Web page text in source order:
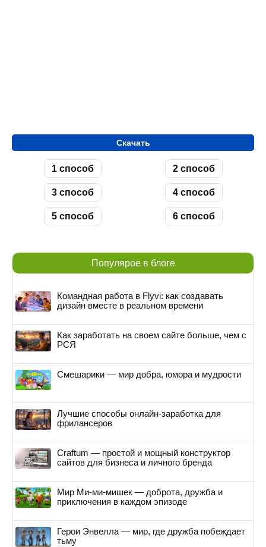
Скачать
1 способ 2 способ
3 способ 4 способ
5 способ 6 способ
Популярое в блоге
Командная работа в Flyvi: как создавать
дизайн вместе в реальном времени
Как заработать на своем сайте больше, чем с
РСЯ
Смешарики — мир добра, юмора и мудрости
Лучшие способы онлайн-заработка для
фрилансеров
Craftum — простой и мощный конструктор
сайтов для бизнеса и личного бренда
Мир Ми-ми-мишек — доброта, дружба и
приключения в каждом эпизоде
Герои Энвелла — мир, где дружба побеждает
тьму